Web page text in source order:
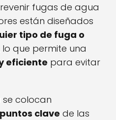
fugas de agua
están diseñados
tipo de fuga o
que permite una
eficiente para evitar
se colocan
puntos clave de las